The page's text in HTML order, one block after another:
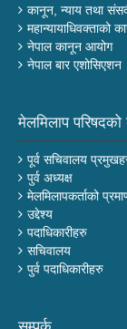
कानून, न्याय तथा
महान्यायाधिवक्ताको
नेपाल कानून आयोग
नेपाल बार एशोसिएशन
मेलमिलाप परिषदको
पूर्व सचिवालय
पुर्व अध्यक्ष
मेलमिलापकर्ताको
उद्देश्य
पदाधिकारीहरु
सचिवालय
पुर्व पदाधिकारीहरु